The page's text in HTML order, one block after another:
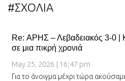
#ΣΧΟΛΙΑ
Re: ΑΡΗΣ – Λεβαδειακός 3-0 |
σε μια πικρή χρονιά
May 25, 2026 | 16:47 pm
Για το άνοιγμα μέχρι τώρα